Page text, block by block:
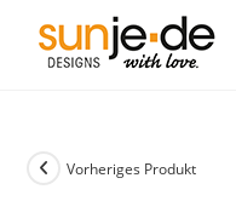
Inhalt
springen
Vorheriges Produkt